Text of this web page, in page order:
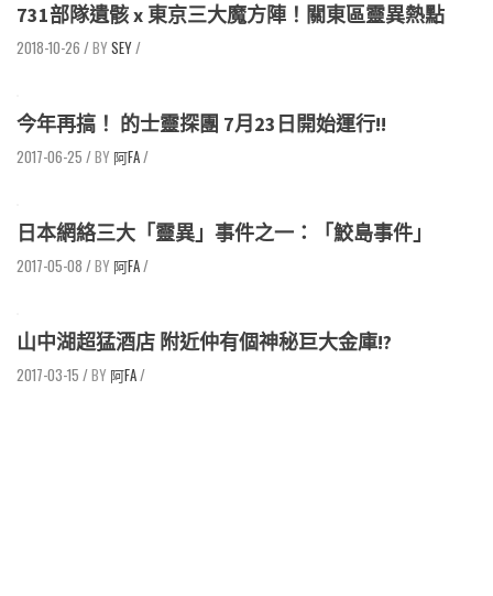
731部隊遺骸 x 東京三大魔方陣！關東區靈異熱點
2018-10-26 / SEY/
今年再搞！ 的士靈探團 7月23日開始運行!!
2017-06-25 / 阿FA/
日本網絡三大「靈異」事件之一：「鮫島事件」
2017-05-08 / 阿FA/
山中湖超猛酒店 附近仲有個神秘巨大金庫!?
2017-03-15 / 阿FA/